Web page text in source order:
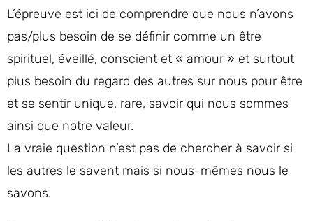
L’épreuve est ici de comprendre que nous n’avons
pas/plus besoin de se définir comme un être
spirituel, éveillé, conscient et « amour » et surtout
plus besoin du regard des autres sur nous pour être
et se sentir unique, rare, savoir qui nous sommes
ainsi que notre valeur.
La vraie question n’est pas de chercher à savoir si
les autres le savent mais si nous-mêmes nous le
savons.